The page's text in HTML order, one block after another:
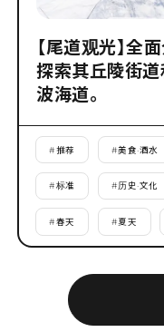
【尾道观光】全
探索其丘陵街
波海道。
#推荐 #美食·酒水
#标准 #历史·文化
#春天 #夏天